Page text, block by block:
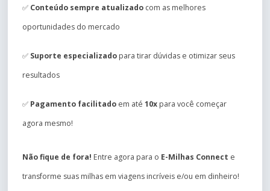
✅ Conteúdo sempre atualizado com as melhores
oportunidades do mercado
✅ Suporte especializado para tirar dúvidas e otimizar seus
resultados
✅ Pagamento facilitado em até 10x para você começar
agora mesmo!
Não fique de fora! Entre agora para o E-Milhas Connect e
transforme suas milhas em viagens incríveis e/ou em dinheiro!